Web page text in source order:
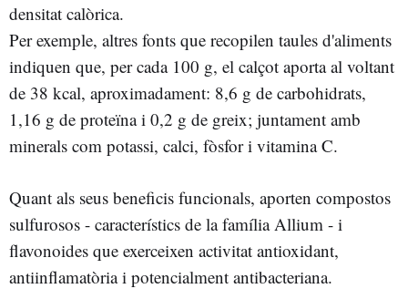
densitat calòrica.
Per exemple, altres fonts que recopilen taules d'aliments
indiquen que, per cada 100 g, el calçot aporta al voltant
de 38 kcal, aproximadament: 8,6 g de carbohidrats,
1,16 g de proteïna i 0,2 g de greix; juntament amb
minerals com potassi, calci, fòsfor i vitamina C.
Quant als seus beneficis funcionals, aporten compostos
sulfurosos - característics de la família Allium - i
flavonoides que exerceixen activitat antioxidant,
antiinflamatòria i potencialment antibacteriana.